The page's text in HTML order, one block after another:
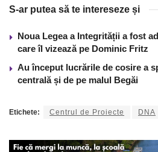
S-ar putea să te intereseze și
Noua Legea a Integrității a fost
care îl vizează pe Dominic Fritz
Au început lucrările de cosire a
centrală și de pe malul Begăi
Etichete: Centrul de Proiecte DNA